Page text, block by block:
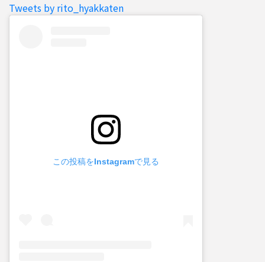
Tweets by rito_hyakkaten
この投稿をInstagramで見る